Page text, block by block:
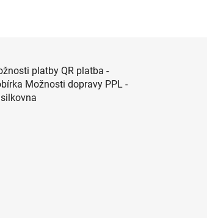
platby QR platba -
Možnosti dopravy PPL -